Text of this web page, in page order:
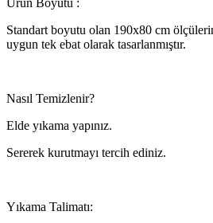
Ürün Boyutu :
Standart boyutu olan 190x80 cm
uygun tek ebat olarak tasarlanmıştır.
Nasıl Temizlenir?
Elde yıkama yapınız.
Sererek kurutmayı tercih ediniz.
Yıkama Talimatı: